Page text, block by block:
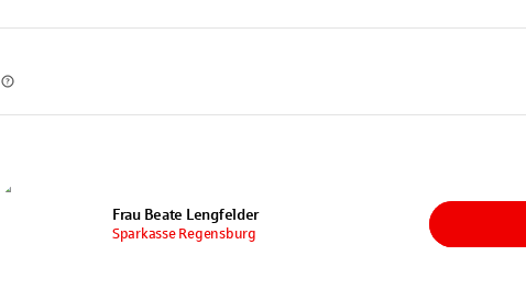
Frau Beate Lengfelder
Sparkasse Regensburg